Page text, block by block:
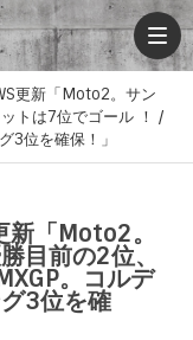
更新「Moto2。サン
トは7位でゴール ！ /
3位を確保！」
新「Moto2。
目前の2位、
。コルデ
3位を確